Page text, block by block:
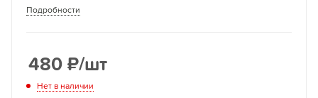
Подробности
480 ₽/шт
Нет в наличии